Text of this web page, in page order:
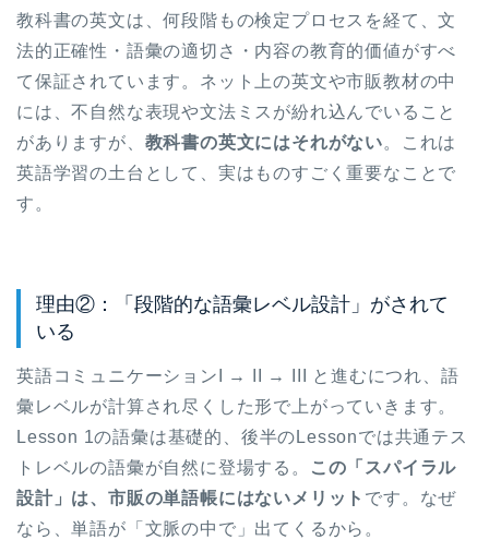
教科書の英文は、何段階もの検定プロセスを経て、文
法的正確性・語彙の適切さ・内容の教育的価値がすべ
て保証されています。ネット上の英文や市販教材の中
には、不自然な表現や文法ミスが紛れ込んでいること
がありますが、 教科書の英文にはそれがない。これは
英語学習の土台として、実はものすごく重要なことで
す。
理由②：「段階的な語彙レベル設計」がされて
いる
英語コミュニケーションI → II → III と進むにつれ、語
彙レベルが計算され尽くした形で上がっていきます。
Lesson 1の語彙は基礎的、後半のLessonでは共通テス
トレベルの語彙が自然に登場する。
この「スパイラル
設計」は、市販の単語帳にはないメリット です。なぜ
なら、単語が「文脈の中で」出てくるから。